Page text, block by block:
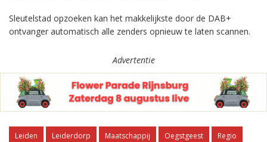
Sleutelstad opzoeken kan het makkelijkste door de DAB+
ontvanger automatisch alle zenders opnieuw te laten scannen.
Advertentie
Leiden Leiderdorp Maatschappij Oegstgeest
Regio